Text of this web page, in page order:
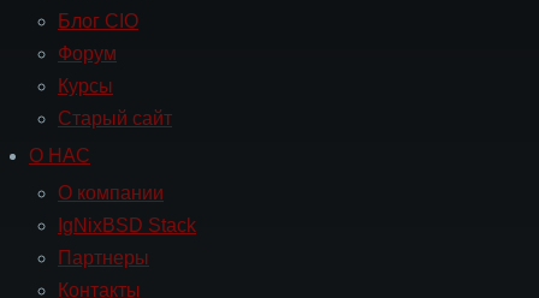
Блог CIO
Форум
Курсы
Старый сайт
Навигация
О НАС
О компании
IgNixBSD Stack
Партнеры
Контакты